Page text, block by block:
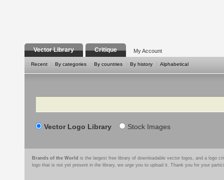
Vector Library Critique My Account
Recent By categories By countries By history Alphabetical
Search
Vector Logo Library Stock Images
Brands of the World is the largest free library of downloadable vector logos, and a logo
logo that is not yet present in the library, we urge you to upload it. Thank you for your